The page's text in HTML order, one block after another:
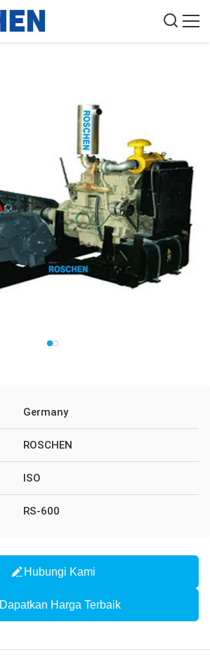
Germany
ROSCHEN
ISO
RS-600
Hubungi Kami
Dapatkan Harga Terbaik